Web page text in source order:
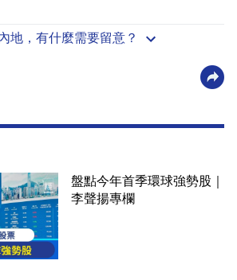
地，有什麼需要留意？
盤點今年首季環球強勢股｜
李聲揚專欄